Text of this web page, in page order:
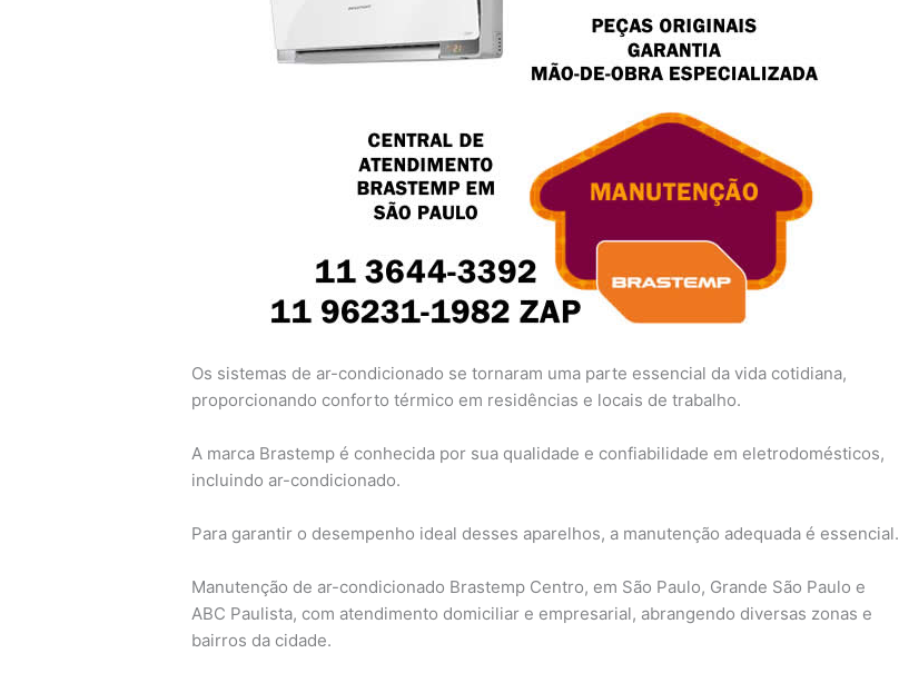
Os sistemas de ar-condicionado se tornaram uma parte essencial da vida cotidiana,
proporcionando conforto térmico em residências e locais de trabalho.
A marca Brastemp é conhecida por sua qualidade e confiabilidade em eletrodomésticos,
incluindo ar-condicionado.
Para garantir o desempenho ideal desses aparelhos, a manutenção adequada é essencial.
Manutenção de ar-condicionado Brastemp Centro, em São Paulo, Grande São Paulo e
ABC Paulista, com atendimento domiciliar e empresarial, abrangendo diversas zonas e
bairros da cidade.